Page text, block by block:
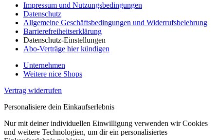
Impressum und Nutzungsbedingungen
Datenschutz
Allgemeine Geschäftsbedingungen und Widerrufsbelehrung
Barrierefreiheitserklärung
Datenschutz-Einstellungen
Abo-Verträge hier kündigen
Unternehmen
Weitere nice Shops
Vertrag widerrufen
Personalisiere dein Einkaufserlebnis
Nur mit deiner individuellen Einwilligung verwenden wir Cookies
und weitere Technologien, um dir ein personalisiertes